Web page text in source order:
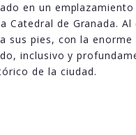
en un
de Granada.
sus pies, con la
inclusivo y
de la ciudad.